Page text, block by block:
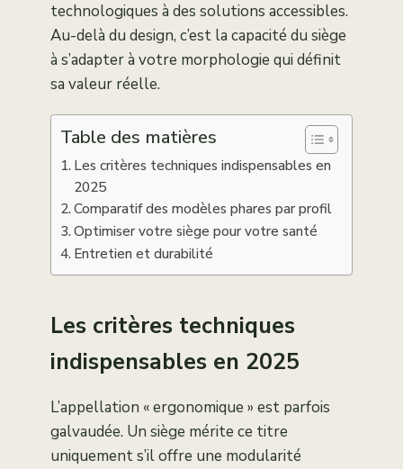
technologiques à des solutions accessibles.
Au-delà du design, c’est la capacité du siège
à s’adapter à votre morphologie qui définit
sa valeur réelle.
Table des matières
Les critères techniques indispensables en
2025
Comparatif des modèles phares par profil
Optimiser votre siège pour votre santé
Entretien et durabilité
Les critères techniques
indispensables en 2025
L’appellation « ergonomique » est parfois
galvaudée. Un siège mérite ce titre
uniquement s’il offre une modularité